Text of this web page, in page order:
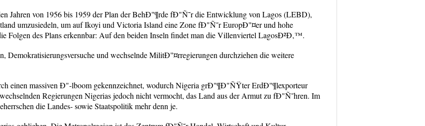
Jahren von 1956 bis 1959 der Plan der BehÐ"¶rde fÐ"Ñ˜r die Entwicklung von Lagos (LEBD),
umzusiedeln, um auf Ikoyi und Victoria Island eine Zone fÐ"Ñ˜r EuropÐ"¤er und hohe
Folgen des Plans erkennbar: Auf den beiden Inseln findet man die Villenviertel LagosÐ²Ð‚™.
Demokratisierungsversuche und wechselnde MilitÐ"¤rregierungen durchziehen die weitere
einen massiven Ð"-lboom gekennzeichnet, wodurch Nigeria grÐ"¶Ð"ÑŸter ErdÐ"¶lexporteur
Regierungen Nigerias jedoch nicht vermocht, das Land aus der Armut zu fÐ"Ñ˜hren. Im
die Landes- sowie Staatspolitik mehr denn je.